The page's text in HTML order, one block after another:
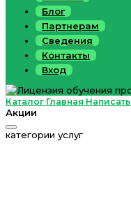
Блог
Партнерам
Сведения
Контакты
Вход
Каталог Главная Написать
Акции
категории услуг